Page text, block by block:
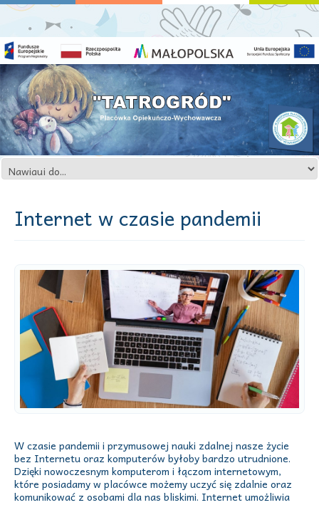
Internet w czasie pandemii
W czasie pandemii i przymusowej nauki zdalnej nasze życie
bez Internetu oraz komputerów byłoby bardzo utrudnione.
Dzięki nowoczesnym komputerom i łączom internetowym,
które posiadamy w placówce możemy uczyć się zdalnie oraz
komunikować z osobami dla nas bliskimi. Internet umożliwia